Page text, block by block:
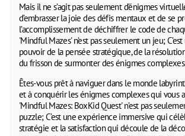
Mais il ne s’agit pas seulement d’énigmes
d’embrasser la joie des défis mentaux et de se
l’accomplissement de déchiffrer le code de
'Mindful Mazes' n’est pas seulement un jeu;
pouvoir de la pensée stratégique, de la
du frisson de surmonter des énigmes
Êtes-vous prêt à naviguer dans le monde
et à conquérir les énigmes complexes qui vous
'Mindful Mazes: BoxKid Quest' n’est pas
puzzle; C’est une expérience immersive qui
stratégie et la satisfaction qui découle de la